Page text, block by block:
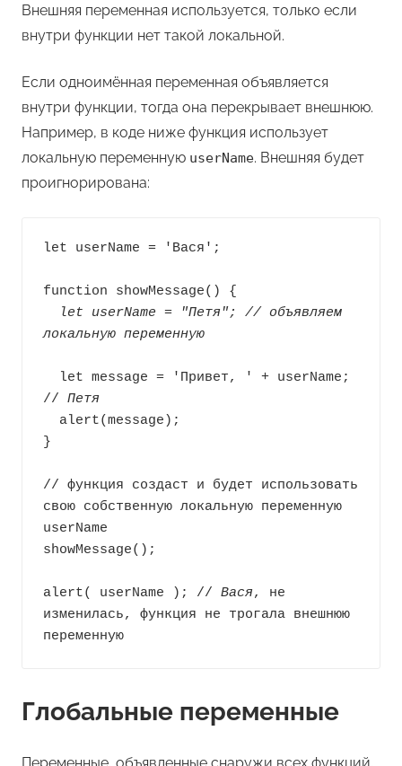
Внешняя переменная используется, только если
внутри функции нет такой локальной.
Если одноимённая переменная объявляется
внутри функции, тогда она перекрывает внешнюю.
Например, в коде ниже функция использует
локальную переменную userName. Внешняя будет
проигнорирована:
let userName = 'Вася';
локальную переменную
// Петя
}
// функция создаст и будет использовать
свою собственную локальную переменную
userName
showMessage();
alert( userName ); // Вася, не
изменилась, функция не трогала внешнюю
переменную
Глобальные переменные